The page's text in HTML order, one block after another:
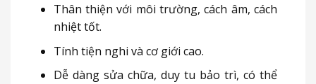
Thân thiện với môi trường, cách âm, cách
nhiệt tốt.
Tính tiện nghi và cơ giới cao.
Dễ dàng sửa chữa, duy tu bảo trì, có thể